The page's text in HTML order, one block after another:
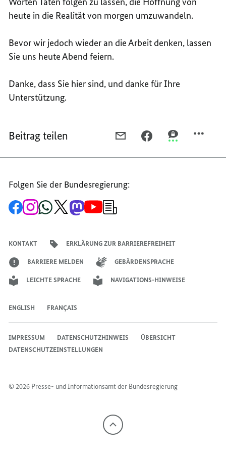
heute in die Realität von morgen umzuwandeln.
Bevor wir jedoch wieder an die Arbeit denken, lassen
Sie uns heute Abend feiern.
Danke, dass Sie hier sind, und danke für Ihre
Unterstützung.
Beitrag teilen
MAIL
„UNSERE
MÖGLICH
IST“
TEILEN,
IST“
TEILEN,
Folgen Sie der Bundesregierung:
Zur
Facebook-
Zum
Instagram-
Zum
WhatsApp-
Zum
X-
Zum
Mastodon-
Zum
YouTube-Anmeldung
KONTAKT ERKLÄRUNG ZUR BARRIEREFREIHEIT
BARRIERE MELDEN GEBÄRDENSPRACHE
LEICHTE SPRACHE NAVIGATIONS-HINWEISE
ENGLISH FRANÇAIS
© 2026 Presse- und Informationsamt der Bundesregierung
IMPRESSUM DATENSCHUTZHINWEIS
ÜBERSICHT
DATENSCHUTZEINSTELLUNGEN
Nach
oben